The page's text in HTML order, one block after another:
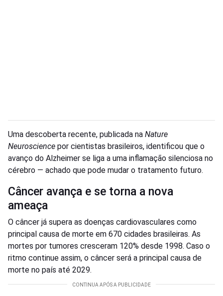
Uma descoberta recente, publicada na Nature
Neuroscience por cientistas brasileiros, identificou que o
avanço do Alzheimer se liga a uma inflamação silenciosa no
cérebro — achado que pode mudar o tratamento futuro.
Câncer avança e se torna a nova
ameaça
O câncer já supera as doenças cardiovasculares como
principal causa de morte em 670 cidades brasileiras. As
mortes por tumores cresceram 120% desde 1998. Caso o
ritmo continue assim, o câncer será a principal causa de
morte no país até 2029.